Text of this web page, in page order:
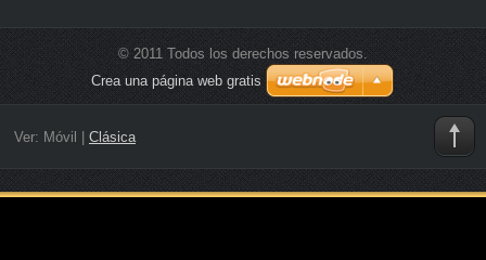
© 2011 Todos los derechos reservados.
Crea una página web gratis
Ver: Móvil Clásica